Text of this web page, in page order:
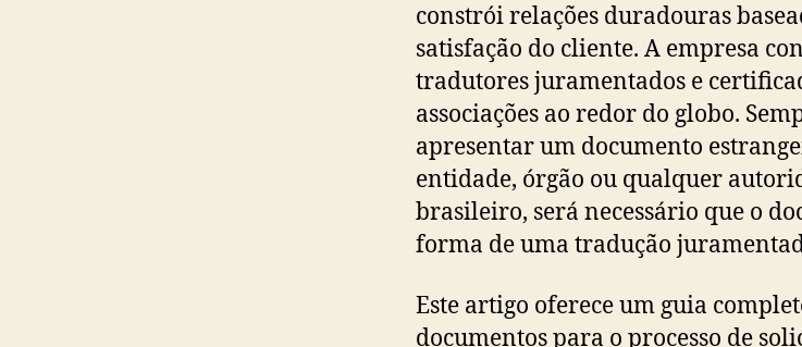
constrói relações duradouras
satisfação do cliente. A empresa
tradutores juramentados e
associações ao redor do globo.
apresentar um documento
entidade, órgão ou qualquer
brasileiro, será necessário que o
forma de uma tradução
Este artigo oferece um guia
documentos para o processo de